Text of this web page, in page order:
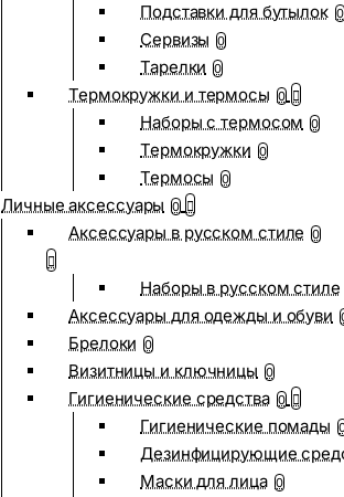
Подставки для бутылок 0
Сервизы 0
Тарелки 0
Термокружки и термосы 0
Наборы с термосом 0
Термокружки 0
Термосы 0
Личные аксессуары 0
Аксессуары в русском стиле 0
Наборы в русском стиле
Аксессуары для одежды и обуви
Брелоки 0
Визитницы и ключницы 0
Гигиенические средства 0
Гигиенические помады
Дезинфицирующие
Маски для лица 0